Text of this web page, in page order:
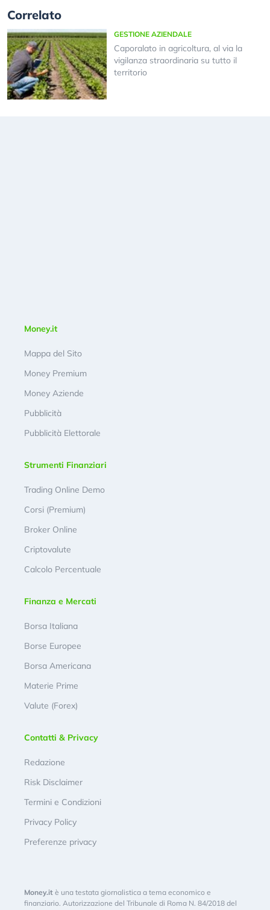
Correlato
GESTIONE AZIENDALE
Caporalato in agricoltura, al via la
vigilanza straordinaria su tutto il
territorio
Money.it
Mappa del Sito
Money Premium
Money Aziende
Pubblicità
Pubblicità Elettorale
Strumenti Finanziari
Trading Online Demo
Corsi (Premium)
Broker Online
Criptovalute
Calcolo Percentuale
Finanza e Mercati
Borsa Italiana
Borse Europee
Borsa Americana
Materie Prime
Valute (Forex)
Contatti & Privacy
Redazione
Risk Disclaimer
Termini e Condizioni
Privacy Policy
Preferenze privacy
Money.it è una testata giornalistica a tema economico e
finanziario. Autorizzazione del Tribunale di Roma N. 84/2018 del